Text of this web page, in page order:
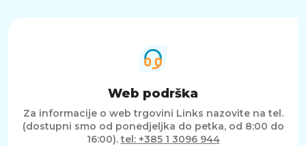
Web podrška
Za informacije o web trgovini Links nazovite na tel.
(dostupni smo od ponedjeljka do petka, od 8:00 do
16:00).tel: +385 1 3096 944